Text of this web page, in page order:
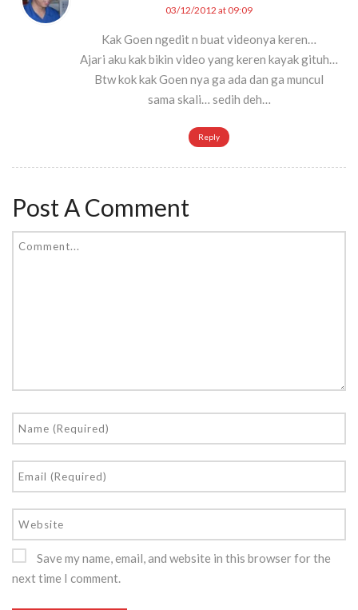
03/12/2012 at 09:09
Kak Goen ngedit n buat videonya keren…
Ajari aku kak bikin video yang keren kayak gituh…
Btw kok kak Goen nya ga ada dan ga muncul
sama skali… sedih deh…
Reply
Post A Comment
Save my name, email, and website in this browser for the
next time I comment.